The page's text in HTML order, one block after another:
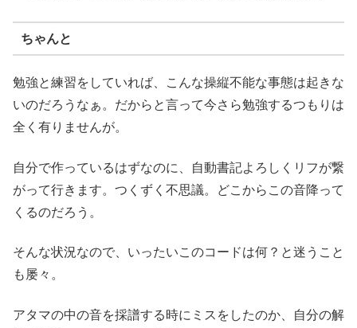
ちゃんと
勉強と練習をしていれば、こんな操縦不能な事態は起きな
いのだろうなぁ。だからと言って今さら勉強するつもりは
全く有りませんが。
自分で作っているはずなのに、自動書記よろしくリフが繋
がって行きます。つくずく不思議。どこからこの音降って
くるのだろう。
そんな状況なので、いったいこのコードは何？と迷うこと
も屡々。
アタマの中の音を採譜する時にミスをしたのか、自分の解